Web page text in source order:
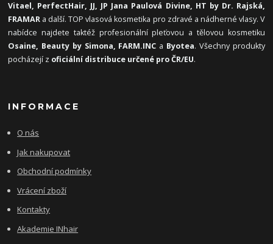
Vitael, PerfectHair, JJ, JP Jana Paulová Divine, HT by Dr. Rajská,
FRAMAR a další. TOP vlasová kosmetika pro zdravé a nádherné vlasy. V
nabídce najdete taktéž profesionální pleťovou a tělovou kosmetiku
Osaine, Beauty by Simona, FARM.INC a Byotea. Všechny produkty
pocházejí z oficiální distribuce určené pro ČR/EU.
INFORMACE
O nás
Jak nakupovat
Obchodní podmínky
Vrácení zboží
Kontakty
Akademie INhair